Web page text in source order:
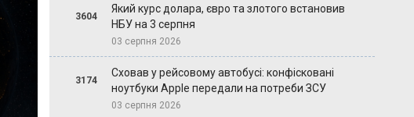
3604
Який курс долара, євро та злотого встановив
НБУ на 3 серпня
03 серпня 2026
3174
Сховав у рейсовому автобусі: конфісковані
ноутбуки Apple передали на потреби ЗСУ
03 серпня 2026